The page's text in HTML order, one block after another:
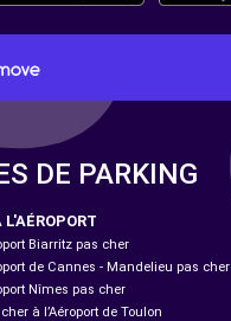
DE PARKING
L'AÉROPORT
Biarritz pas cher
de Cannes - Mandelieu pas cher
Nîmes pas cher
à l’Aéroport de Toulon